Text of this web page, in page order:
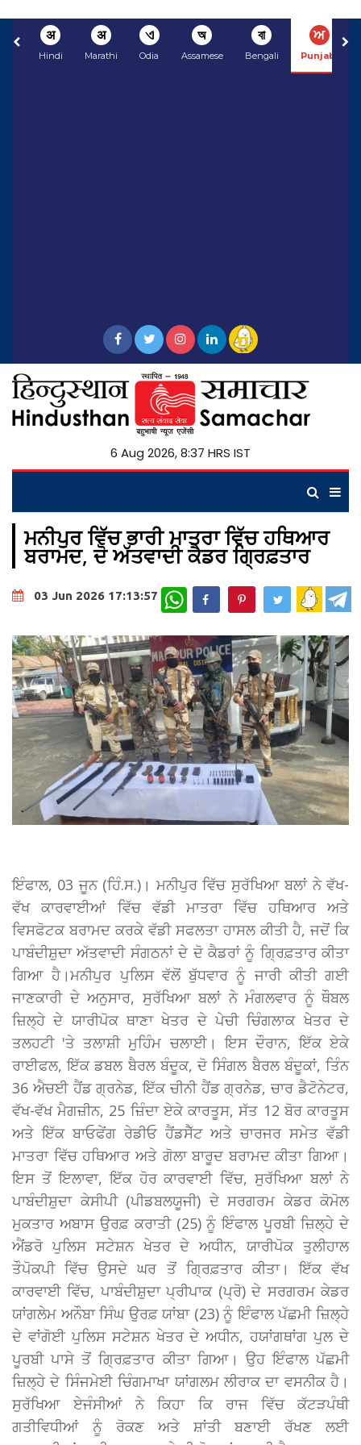
अ
Hindi
अ
Marathi
ଏ
Odia
অ
Assamese
বা
Bengali
ਅ
Punjabi
6 Aug 2026, 8:37 HRS IST
ਮਨੀਪੁਰ ਵਿੱਚ ਭਾਰੀ ਮਾਤਰਾ ਵਿੱਚ ਹਥਿਆਰ
ਬਰਾਮਦ, ਦੋ ਅੱਤਵਾਦੀ ਕੈਡਰ ਗ੍ਰਿਫ਼ਤਾਰ
03 Jun 2026 17:13:57 WhatsApp
ਇੰਫਾਲ, 03 ਜੂਨ (ਹਿੰ.ਸ.)। ਮਨੀਪੁਰ ਵਿੱਚ ਸੁਰੱਖਿਆ ਬਲਾਂ ਨੇ ਵੱਖ-
ਵੱਖ ਕਾਰਵਾਈਆਂ ਵਿੱਚ ਵੱਡੀ ਮਾਤਰਾ ਵਿੱਚ ਹਥਿਆਰ ਅਤੇ
ਵਿਸਫੋਟਕ ਬਰਾਮਦ ਕਰਕੇ ਵੱਡੀ ਸਫਲਤਾ ਹਾਸਲ ਕੀਤੀ ਹੈ, ਜਦੋਂ ਕਿ
ਪਾਬੰਦੀਸ਼ੁਦਾ ਅੱਤਵਾਦੀ ਸੰਗਠਨਾਂ ਦੇ ਦੋ ਕੈਡਰਾਂ ਨੂੰ ਗ੍ਰਿਫ਼ਤਾਰ ਕੀਤਾ
ਗਿਆ ਹੈ।ਮਨੀਪੁਰ ਪੁਲਿਸ ਵੱਲੋਂ ਬੁੱਧਵਾਰ ਨੂੰ ਜਾਰੀ ਕੀਤੀ ਗਈ
ਜਾਣਕਾਰੀ ਦੇ ਅਨੁਸਾਰ, ਸੁਰੱਖਿਆ ਬਲਾਂ ਨੇ ਮੰਗਲਵਾਰ ਨੂੰ ਥੌਬਲ
ਜ਼ਿਲ੍ਹੇ ਦੇ ਯਾਰੀਪੋਕ ਥਾਣਾ ਖੇਤਰ ਦੇ ਪੇਚੀ ਚਿੰਗਲਾਕ ਖੇਤਰ ਦੇ
ਤਲਹਟੀ 'ਤੇ ਤਲਾਸ਼ੀ ਮੁਹਿੰਮ ਚਲਾਈ। ਇਸ ਦੌਰਾਨ, ਇੱਕ ਏਕੇ
ਰਾਈਫਲ, ਇੱਕ ਡਬਲ ਬੈਰਲ ਬੰਦੂਕ, ਦੋ ਸਿੰਗਲ ਬੈਰਲ ਬੰਦੂਕਾਂ, ਤਿੰਨ
36 ਐਚਈ ਹੈਂਡ ਗ੍ਰਨੇਡ, ਇੱਕ ਚੀਨੀ ਹੈਂਡ ਗ੍ਰਨੇਡ, ਚਾਰ ਡੈਟੋਨੇਟਰ,
ਵੱਖ-ਵੱਖ ਮੈਗਜ਼ੀਨ, 25 ਜ਼ਿੰਦਾ ਏਕੇ ਕਾਰਤੂਸ, ਸੱਤ 12 ਬੋਰ ਕਾਰਤੂਸ
ਅਤੇ ਇੱਕ ਬਾਓਫੇਂਗ ਰੇਡੀਓ ਹੈਂਡਸੈੱਟ ਅਤੇ ਚਾਰਜਰ ਸਮੇਤ ਵੱਡੀ
ਮਾਤਰਾ ਵਿੱਚ ਹਥਿਆਰ ਅਤੇ ਗੋਲਾ ਬਾਰੂਦ ਬਰਾਮਦ ਕੀਤਾ ਗਿਆ।
ਇਸ ਤੋਂ ਇਲਾਵਾ, ਇੱਕ ਹੋਰ ਕਾਰਵਾਈ ਵਿੱਚ, ਸੁਰੱਖਿਆ ਬਲਾਂ ਨੇ
ਪਾਬੰਦੀਸ਼ੁਦਾ ਕੇਸੀਪੀ (ਪੀਡਬਲਯੂਜੀ) ਦੇ ਸਰਗਰਮ ਕੇਡਰ ਕੋਮੋਲ
ਮੁਕਤਾਰ ਅਬਾਸ ਉਰਫ਼ ਕਰਾਤੀ (25) ਨੂੰ ਇੰਫਾਲ ਪੂਰਬੀ ਜ਼ਿਲ੍ਹੇ ਦੇ
ਐਂਡਰੋ ਪੁਲਿਸ ਸਟੇਸ਼ਨ ਖੇਤਰ ਦੇ ਅਧੀਨ, ਯਾਰੀਪੋਕ ਤੁਲੀਹਾਲ
ਤੌਪੋਕਪੀ ਵਿੱਚ ਉਸਦੇ ਘਰ ਤੋਂ ਗ੍ਰਿਫ਼ਤਾਰ ਕੀਤਾ। ਇੱਕ ਵੱਖ
ਕਾਰਵਾਈ ਵਿੱਚ, ਪਾਬੰਦੀਸ਼ੁਦਾ ਪ੍ਰੀਪਾਕ (ਪ੍ਰੋ) ਦੇ ਸਰਗਰਮ ਕੇਡਰ
ਯਾਂਗਲੇਮ ਅਨੌਬਾ ਸਿੰਘ ਉਰਫ਼ ਯਾਂਬਾ (23) ਨੂੰ ਇੰਫਾਲ ਪੱਛਮੀ ਜ਼ਿਲ੍ਹੇ
ਦੇ ਵਾਂਗੋਈ ਪੁਲਿਸ ਸਟੇਸ਼ਨ ਖੇਤਰ ਦੇ ਅਧੀਨ, ਹਯਾਂਗਥਾਂਗ ਪੁਲ ਦੇ
ਪੂਰਬੀ ਪਾਸੇ ਤੋਂ ਗ੍ਰਿਫ਼ਤਾਰ ਕੀਤਾ ਗਿਆ। ਉਹ ਇੰਫਾਲ ਪੱਛਮੀ
ਜ਼ਿਲ੍ਹੇ ਦੇ ਸਿੰਜਮੇਈ ਚਿੰਗਮਾਖਾ ਯਾਂਗਲਮ ਲੀਰਾਕ ਦਾ ਵਸਨੀਕ ਹੈ।
ਸੁਰੱਖਿਆ ਏਜੰਸੀਆਂ ਨੇ ਕਿਹਾ ਕਿ ਰਾਜ ਵਿੱਚ ਕੱਟੜਪੰਥੀ
ਗਤੀਵਿਧੀਆਂ ਨੂੰ ਰੋਕਣ ਅਤੇ ਸ਼ਾਂਤੀ ਬਣਾਈ ਰੱਖਣ ਲਈ